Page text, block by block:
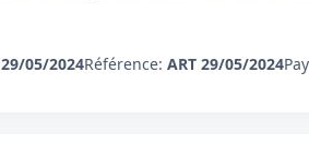
29/05/2024Référence: ART 29/05/2024